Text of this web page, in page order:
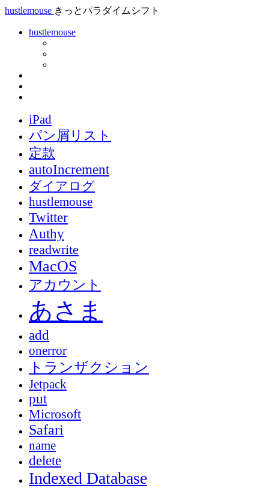
hustlemouse きっとパラダイムシフト
hustlemouse
iPad
パン屑リスト
定款
autoIncrement
ダイアログ
hustlemouse
Twitter
Authy
readwrite
MacOS
アカウント
あさま
add
onerror
トランザクション
Jetpack
put
Microsoft
Safari
name
delete
Indexed Database